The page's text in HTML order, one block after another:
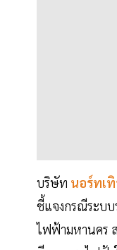
บริษัท นอร์ทเทิ
ชี้แจงกรณีระบบ
ไฟฟ้ามหานคร